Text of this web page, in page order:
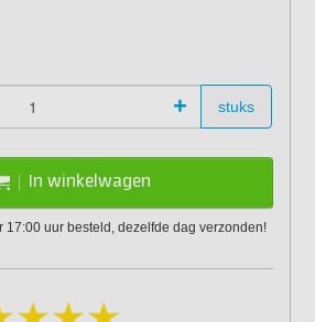
+ stuks
In winkelwagen
17:00 uur besteld, dezelfde dag verzonden!